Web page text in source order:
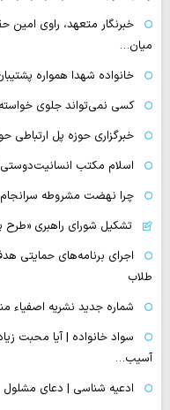
خبرنگار متعهد، راوی امین
میان…
خانواده شهدا همواره
کسی نمی‌تواند جلوی خواسته
خبرگزاری حوزه پل ارتباطی
اسلام مکتب
چرا نهضت مشروطه سرانجام
تشکیل شورای راهبری «طرح
اجرای برنامه‌های حمایتی
طلاب
شماره جدید نشریه اصفیاء
سواد خانواده | آیا محبت
آسیب…
ادعیه شناسی | دعای مشلول